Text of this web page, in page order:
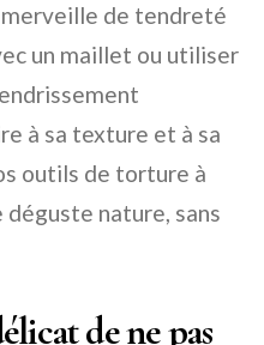
merveille de tendreté
un maillet ou utiliser
à sa texture et à sa
outils de torture à
nature, sans
de ne pas